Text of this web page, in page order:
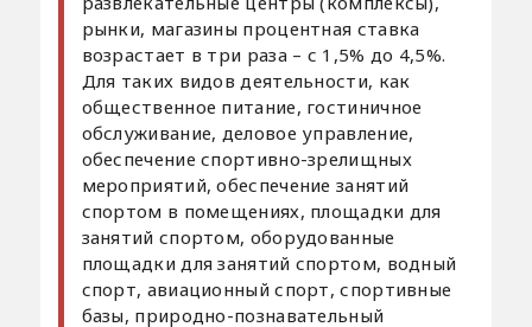
рынки, магазины процентная ставка
возрастает в три раза – с 1,5% до 4,5%.
Для таких видов деятельности, как
общественное питание, гостиничное
обслуживание, деловое управление,
обеспечение спортивно-зрелищных
мероприятий, обеспечение занятий
спортом в помещениях, площадки для
занятий спортом, оборудованные
площадки для занятий спортом, водный
спорт, авиационный спорт, спортивные
базы, природно-познавательный